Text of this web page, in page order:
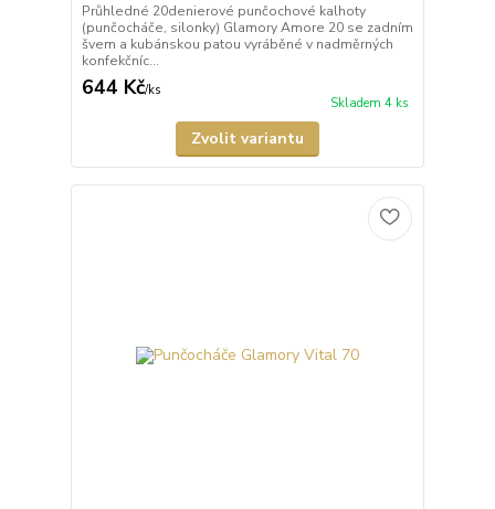
Průhledné 20denierové punčochové kalhoty
(punčocháče, silonky) Glamory Amore 20 se zadním
švem a kubánskou patou vyráběné v nadměrných
konfekčníc...
644 Kč/ks
Skladem 4 ks
Zvolit variantu